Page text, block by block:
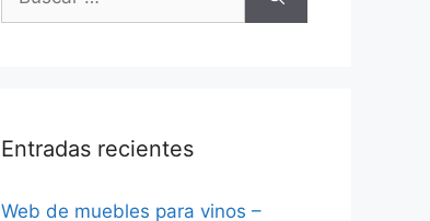
Entradas recientes
Web de muebles para vinos –